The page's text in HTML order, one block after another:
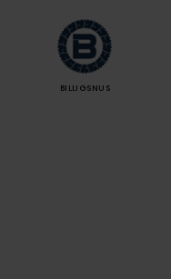
BILLIGSNUS